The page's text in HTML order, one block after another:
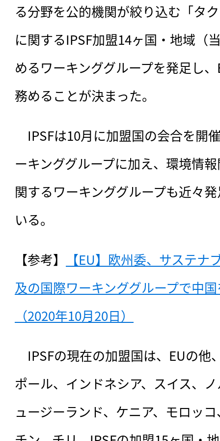
る分野を公的機関が絞り込む「タ
に関するIPSF加盟14ヶ国・地域（
めるワーキンググループを発足し
務めることが決まった。
IPSFは10月に加盟国の会合を開
ーキンググループに加え、環境情
関するワーキンググループも近々
いる。
【参考】
【EU】欧州委、サステ
及の国際ワーキンググループで中
（2020年10月20日）
IPSFの現在の加盟国は、 EUの他
ポール、インドネシア、スイス、
ュージーランド、ケニア、モロッ